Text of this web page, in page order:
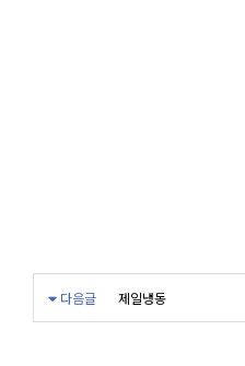
다음글 제일냉동